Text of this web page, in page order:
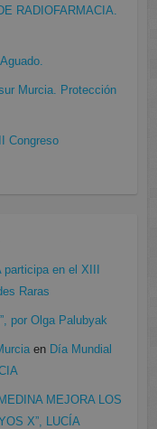
RADIOFARMACIA.
Murcia. Protección
Congreso
en el XIII
Raras
por Olga Palubyak
en Día Mundial
MEJORA LOS
X”, LUCÍA